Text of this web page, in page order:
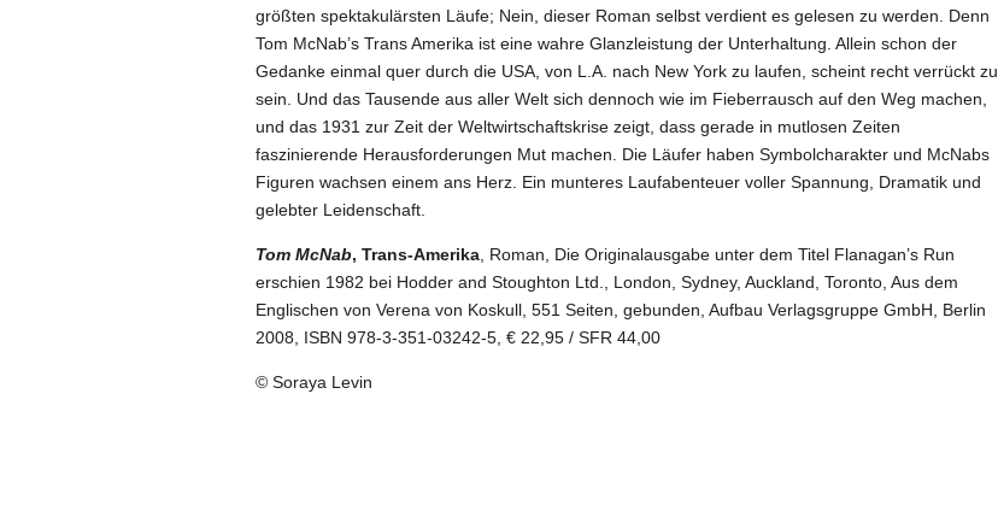
größten spektakulärsten Läufe; Nein, dieser Roman selbst verdient es gelesen zu werden. Denn
Tom McNab’s Trans Amerika ist eine wahre Glanzleistung der Unterhaltung. Allein schon der
Gedanke einmal quer durch die USA, von L.A. nach New York zu laufen, scheint recht verrückt zu
sein. Und das Tausende aus aller Welt sich dennoch wie im Fieberrausch auf den Weg machen,
und das 1931 zur Zeit der Weltwirtschaftskrise zeigt, dass gerade in mutlosen Zeiten
faszinierende Herausforderungen Mut machen. Die Läufer haben Symbolcharakter und McNabs
Figuren wachsen einem ans Herz. Ein munteres Laufabenteuer voller Spannung, Dramatik und
gelebter Leidenschaft.
Tom McNab, Trans-Amerika , Roman, Die Originalausgabe unter dem Titel Flanagan’s Run
erschien 1982 bei Hodder and Stoughton Ltd., London, Sydney, Auckland, Toronto, Aus dem
Englischen von Verena von Koskull, 551 Seiten, gebunden, Aufbau Verlagsgruppe GmbH, Berlin
2008, ISBN 978-3-351-03242-5, € 22,95 / SFR 44,00
© Soraya Levin